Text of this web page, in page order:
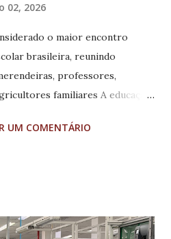
02, 2026
o maior encontro
brasileira, reunindo
professores,
familiares A educação
Minas Gerais na
PNAE 2026 e da Jornada
“Melhores Receitas da
UM COMENTÁRIO